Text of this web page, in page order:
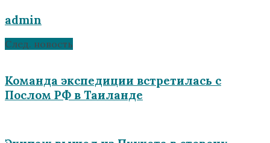
admin
След. новость
Команда экспедиции встретилась с
Послом РФ в Таиланде